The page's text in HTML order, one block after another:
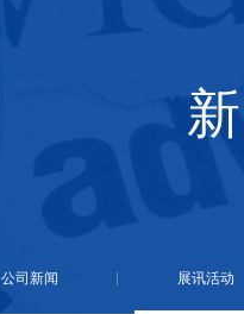
公司新闻 展讯活动